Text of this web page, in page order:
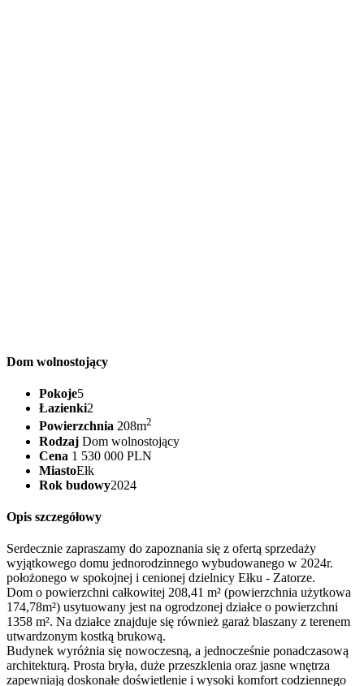
Dom wolnostojący
Pokoje5
Łazienki2
Powierzchnia 208m2
Rodzaj Dom wolnostojący
Cena 1 530 000 PLN
MiastoEłk
Rok budowy2024
Opis szczegółowy
Serdecznie zapraszamy do zapoznania się z ofertą sprzedaży
wyjątkowego domu jednorodzinnego wybudowanego w 2024r.
położonego w spokojnej i cenionej dzielnicy Ełku - Zatorze.
Dom o powierzchni całkowitej 208,41 m² (powierzchnia użytkowa
174,78m²) usytuowany jest na ogrodzonej działce o powierzchni
1358 m². Na działce znajduje się również garaż blaszany z terenem
utwardzonym kostką brukową.
Budynek wyróżnia się nowoczesną, a jednocześnie ponadczasową
architekturą. Prosta bryła, duże przeszklenia oraz jasne wnętrza
zapewniają doskonałe doświetlenie i wysoki komfort codziennego